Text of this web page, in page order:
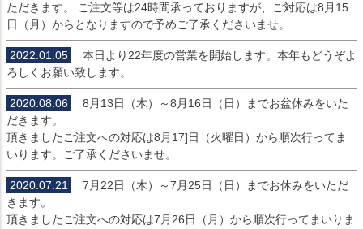
ただきます。 ご注文等は24時間承っておりますが、ご対応は8月15
日（月）からとなりますので予めご了承くださいませ。
2022.01.05
本日より22年度の営業を開始します。本年もどうぞよ
ろしくお願い致します。
2020.08.06
8月13日（木）～8月16日（日）までお盆休みをいた
だきます。
頂きましたご注文への対応は8月17]日（火曜日）から順次行ってま
いります。ご了承くださいませ。
2020.07.21
7月22日（木）～7月25日（日）までお休みをいただ
きます。
頂きましたご注文への対応は7月26日（月）から順次行ってまいりま